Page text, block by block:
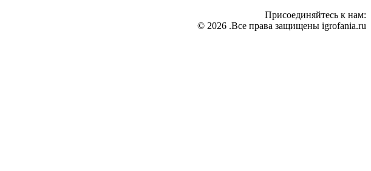
Присоединяйтесь к нам:
© 2026 .Все права защищены igrofania.ru